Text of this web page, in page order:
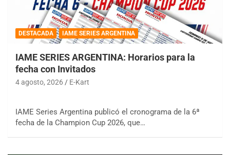
DESTACADA IAME SERIES ARGENTINA
IAME SERIES ARGENTINA: Horarios para la
fecha con Invitados
4 agosto, 2026 E-Kart
IAME Series Argentina publicó el cronograma de la 6ª
fecha de la Champion Cup 2026, que…